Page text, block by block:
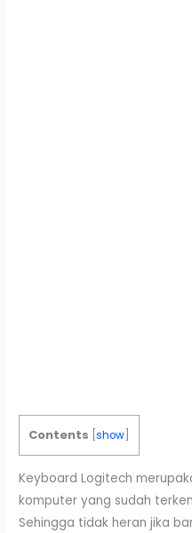
Contents [show
Keyboard Logitech
komputer yang sudah
Sehingga tidak heran jika